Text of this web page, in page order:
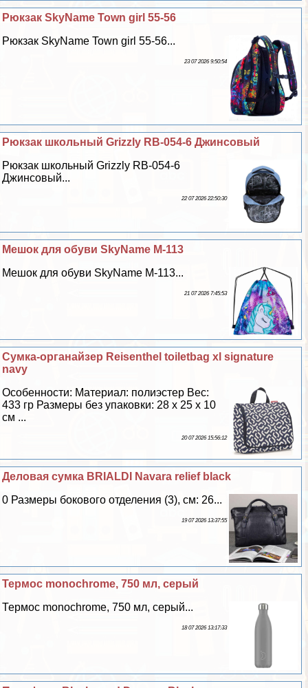
Рюкзак SkyName Town girl 55-56
Рюкзак SkyName Town girl 55-56...
23 07 2026 9:50:54
Рюкзак школьный Grizzly RB-054-6 Джинсовый
Рюкзак школьный Grizzly RB-054-6
Джинсовый...
22 07 2026 22:50:30
Мешок для обуви SkyName M-113
Мешок для обуви SkyName M-113...
21 07 2026 7:45:53
Сумка-органайзер Reisenthel toiletbag xl signature
navy
Особенности: Материал: полиэстер Вес:
433 гр Размеры без упаковки: 28 х 25 х 10
см ...
20 07 2026 15:56:12
Деловая сумка BRIALDI Navara relief black
0 Размеры бокового отделения (3), см: 26...
19 07 2026 13:37:55
Термос monochrome, 750 мл, серый
Термос monochrome, 750 мл, серый...
18 07 2026 13:17:33